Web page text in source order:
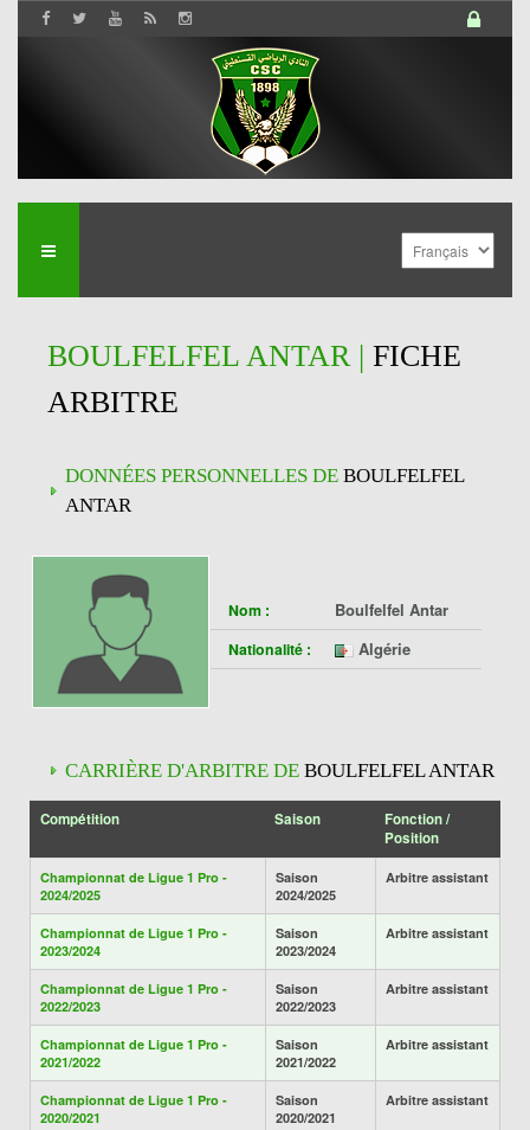
BOULFELFEL ANTAR | FICHE
ARBITRE
DONNÉES PERSONNELLES DE BOULFELFEL
ANTAR
Nom : Boulfelfel Antar
Nationalité : Algérie
CARRIÈRE D'ARBITRE DE BOULFELFEL ANTAR
Compétition Saison
Fonction /
Position
Championnat de Ligue 1 Pro -
2024/2025
Saison
2024/2025
Arbitre assistant
Championnat de Ligue 1 Pro -
2023/2024
Saison
2023/2024
Arbitre assistant
Championnat de Ligue 1 Pro -
2022/2023
Saison
2022/2023
Arbitre assistant
Championnat de Ligue 1 Pro -
2021/2022
Saison
2021/2022
Arbitre assistant
Championnat de Ligue 1 Pro -
2020/2021
Saison
2020/2021
Arbitre assistant